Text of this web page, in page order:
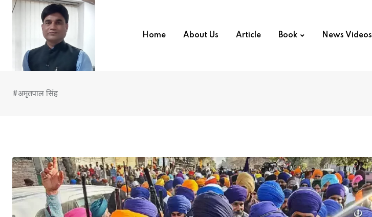
Skip
Home About Us Article Book News Videos
#अमृतपाल सिंह